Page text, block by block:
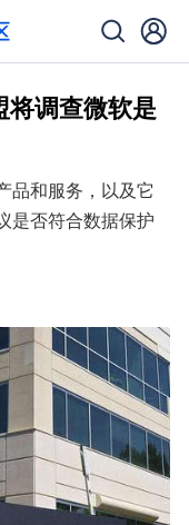
调查微软是
品和服务，以及它
是否符合数据保护